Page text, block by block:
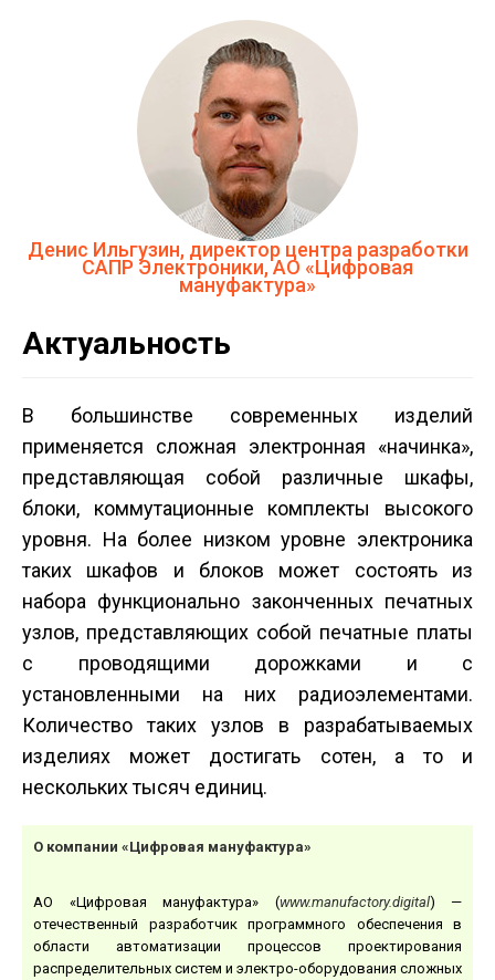
Денис Ильгузин, директор центра разработки
САПР Электроники, АО «Цифровая
мануфактура»
Актуальность
В большинстве современных изделий
применяется сложная электронная «начинка»,
представляющая собой различные шкафы,
блоки, коммутационные комплекты высокого
уровня. На более низком уровне электроника
таких шкафов и блоков может состоять из
набора функционально законченных печатных
узлов, представляющих собой печатные платы
с проводящими дорожками и с
установленными на них радиоэлементами.
Количество таких узлов в разрабатываемых
изделиях может достигать сотен, а то и
нескольких тысяч единиц.
О компании «Цифровая мануфактура»
АО «Цифровая мануфактура» (www.manufactory.digital) —
отечественный разработчик программного обеспечения в
области автоматизации процессов проектирования
распределительных систем и электро-оборудования сложных